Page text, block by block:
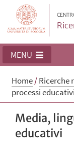
MENU
Home/Ricerche
processi educativi
Media,
educativi